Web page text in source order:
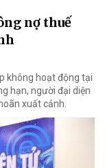
nợ thuế
không hoạt động tại
hạn, người đại diện
xuất cảnh.